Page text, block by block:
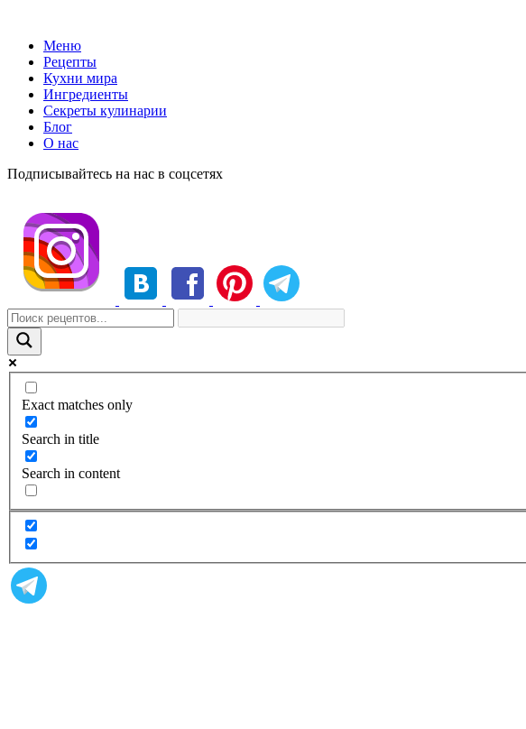
Меню
Рецепты
Кухни мира
Ингредиенты
Секреты кулинарии
Блог
О нас
Подписывайтесь на нас в соцсетях
Exact matches only
Search in title
Search in content